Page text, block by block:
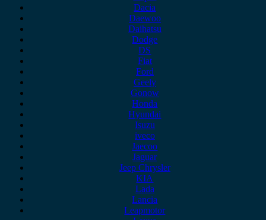
Dacia
Daewoo
Daihatsu
Dodge
DS
Fiat
Ford
Geely
Gonow
Honda
Hyundai
Isuzu
iveco
Jaecoo
Jaguar
Jeep Chrysler
KIA
Lada
Lancia
Leapmotor